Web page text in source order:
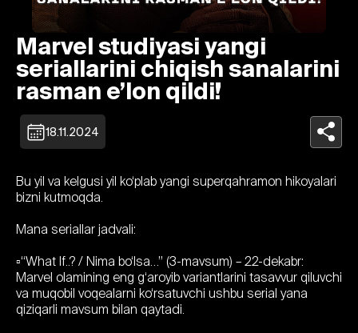
Marvel studiyasi yangi
seriallarini chiqish sanalarini
rasman e’lon qildi!
18.11.2024
Bu yil va kelgusi yil ko‘plab yangi superqahramon hikoyalari
bizni kutmoqda.
Mana seriallar jadvali:
▫️“What If..? / Nima bo‘lsa…” (3-mavsum) – 22-dekabr:
Marvel olamining eng g‘aroyib variantlarini tasavvur qiluvchi
va muqobil voqealarni ko‘rsatuvchi ushbu serial yana
qiziqarli mavsum bilan qaytadi.